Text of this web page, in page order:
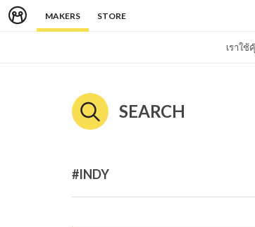
MAKERS STORE
เราใ
SEARCH
#INDY